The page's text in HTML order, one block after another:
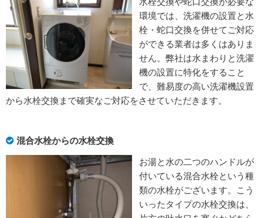
環境では、洗濯機の設置と水
栓・蛇口交換を併せてご対応
ができる業者は多くはありま
せん。弊社は水まわりと洗濯
機の設置に特化をすること
で、難易度の高い洗濯機設置
から水栓交換まで確実なご対応をさせていただきます。
混合水栓からの水栓交換
お湯と水の二つのハンドルが
付いている混合水栓という種
類の水栓がございます。こう
いったタイプの水栓交換は、